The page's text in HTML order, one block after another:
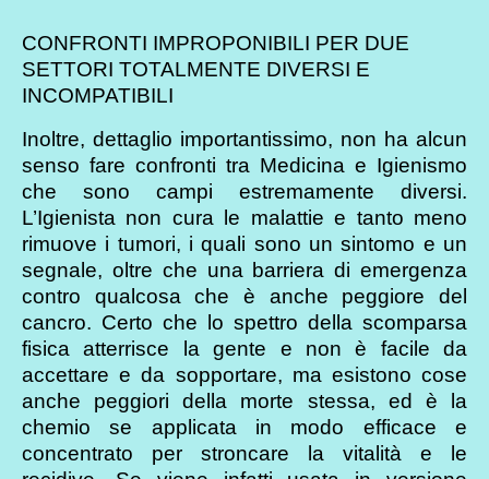
CONFRONTI IMPROPONIBILI PER DUE
SETTORI TOTALMENTE DIVERSI E
INCOMPATIBILI
Inoltre, dettaglio importantissimo, non ha alcun
senso fare confronti tra Medicina e Igienismo
che sono campi estremamente diversi.
L’Igienista non cura le malattie e tanto meno
rimuove i tumori, i quali sono un sintomo e un
segnale, oltre che una barriera di emergenza
contro qualcosa che è anche peggiore del
cancro. Certo che lo spettro della scomparsa
fisica atterrisce la gente e non è facile da
accettare e da sopportare, ma esistono cose
anche peggiori della morte stessa, ed è la
chemio se applicata in modo efficace e
concentrato per stroncare la vitalità e le